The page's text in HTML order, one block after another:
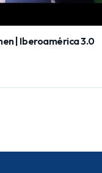
| Iberoamérica 3.0